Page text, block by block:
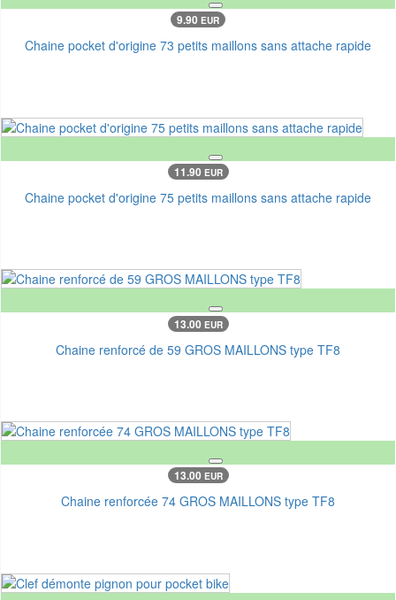
9.90 EUR
Chaine pocket d'origine 73 petits maillons sans attache rapide
11.90 EUR
Chaine pocket d'origine 75 petits maillons sans attache rapide
13.00 EUR
Chaine renforcé de 59 GROS MAILLONS type TF8
13.00 EUR
Chaine renforcée 74 GROS MAILLONS type TF8